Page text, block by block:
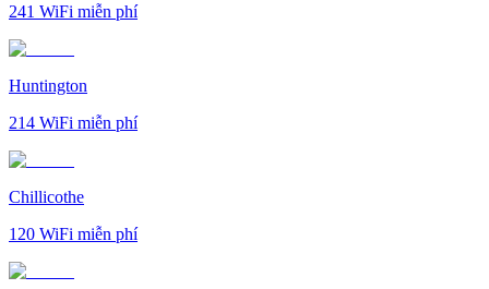
241 WiFi miễn phí
Huntington
214 WiFi miễn phí
Chillicothe
120 WiFi miễn phí